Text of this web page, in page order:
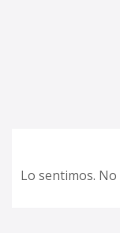
Lo sentimos.